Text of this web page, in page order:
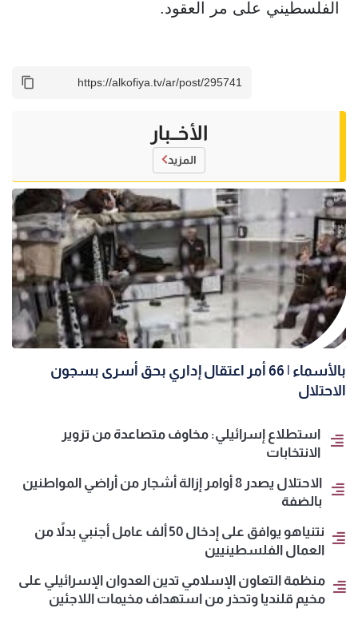
الفلسطيني على مر العقود.
الأخــبار
المزيد
بالأسماء | 66 أمر اعتقال إداري بحق أسرى بسجون
الاحتلال
استطلاع إسرائيلي: مخاوف متصاعدة من تزوير
الانتخابات
الاحتلال يصدر 8 أوامر إزالة أشجار من أراضي المواطنين
بالضفة
نتنياهو يوافق على إدخال 50 ألف عامل أجنبي بدلاً من
العمال الفلسطينيين
منظمة التعاون الإسلامي تدين العدوان الإسرائيلي على
مخيم قلنديا وتحذر من استهداف مخيمات اللاجئين